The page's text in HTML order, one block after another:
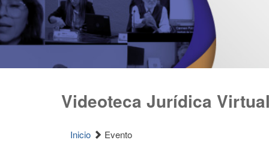
Videoteca Jurídica
Inicio Evento